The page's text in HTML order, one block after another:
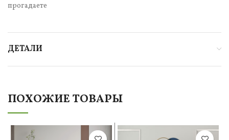
прогадаете
ДЕТАЛИ
ПОХОЖИЕ ТОВАРЫ